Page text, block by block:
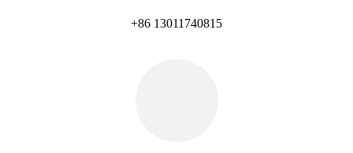
+86 13011740815